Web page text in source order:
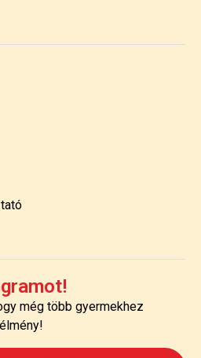
még több gyermekhez